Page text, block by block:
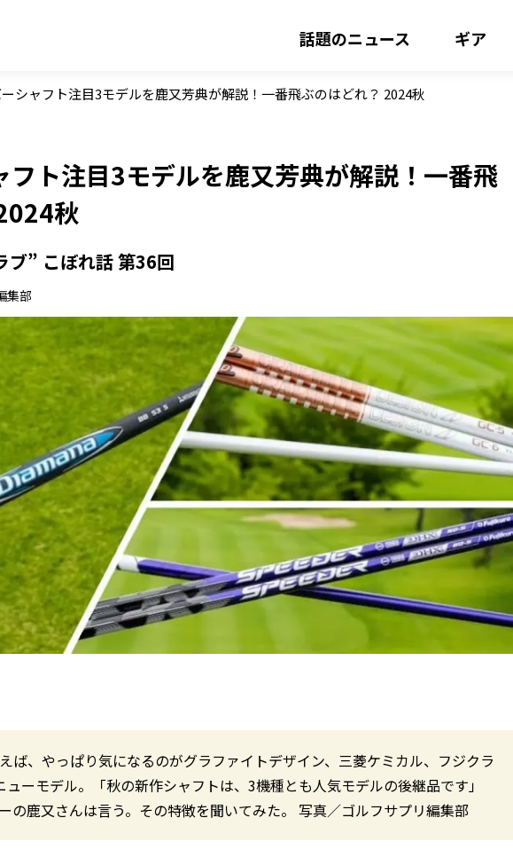
話題のニュース ギア
ーシャフト注目3モデルを鹿又芳典が解説！一番飛ぶのはどれ？ 2024秋
フト注目3モデルを鹿又芳典が解説！一番飛
秋
ブ” こぼれ話 第36回
集部
ば、やっぱり気になるのがグラファイトデザイン、三菱ケミカル、フジクラ
ーモデル。「秋の新作シャフトは、3機種とも人気モデルの後継品です」
の鹿又さんは言う。その特徴を聞いてみた。 写真／ゴルフサプリ編集部